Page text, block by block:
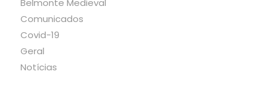
Belmonte Medieval
Comunicados
Covid-19
Geral
Notícias